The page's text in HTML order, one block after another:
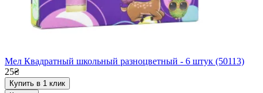
Мел Квадратный школьный разноцветный - 6 штук (50113)
25₴
Купить в 1 клик